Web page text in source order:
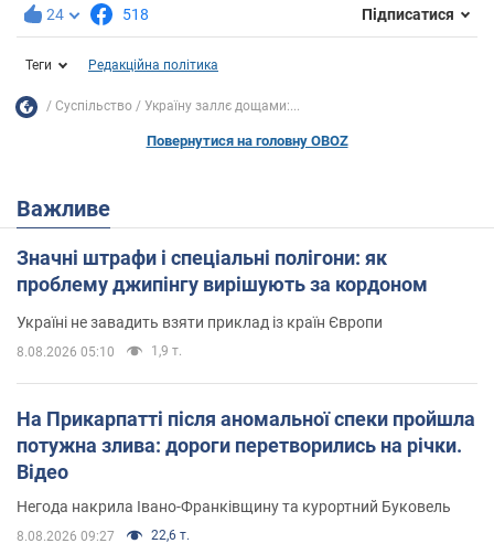
24 518 Підписатися
Теги Редакційна політика
Суспільство Україну заллє дощами:...
Повернутися на головну OBOZ
Важливе
Значні штрафи і спеціальні полігони: як
проблему джипінгу вирішують за кордоном
Україні не завадить взяти приклад із країн Європи
8.08.2026 05:10 1,9 т.
На Прикарпатті після аномальної спеки пройшла
потужна злива: дороги перетворились на річки.
Відео
Негода накрила Івано-Франківщину та курортний Буковель
8.08.2026 09:27 22,6 т.